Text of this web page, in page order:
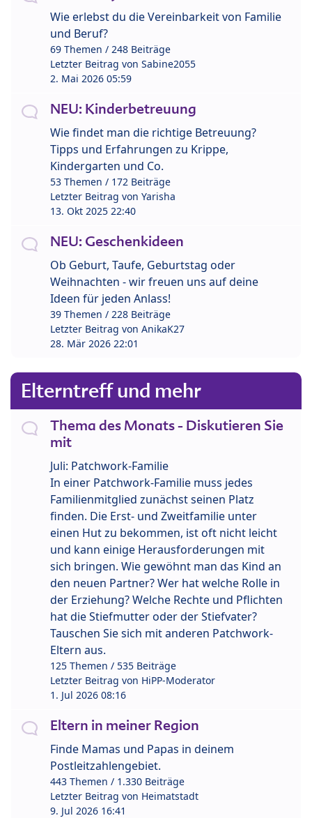
Wie erlebst du die Vereinbarkeit von Familie
und Beruf?
69 Themen / 248 Beiträge
Letzter Beitrag von Sabine2055
2. Mai 2026 05:59
NEU: Kinderbetreuung
Wie findet man die richtige Betreuung?
Tipps und Erfahrungen zu Krippe,
Kindergarten und Co.
53 Themen / 172 Beiträge
Letzter Beitrag von Yarisha
13. Okt 2025 22:40
NEU: Geschenkideen
Ob Geburt, Taufe, Geburtstag oder
Weihnachten - wir freuen uns auf deine
Ideen für jeden Anlass!
39 Themen / 228 Beiträge
Letzter Beitrag von AnikaK27
28. Mär 2026 22:01
Elterntreff und mehr
Thema des Monats - Diskutieren Sie
mit
Juli: Patchwork-Familie
In einer Patchwork-Familie muss jedes
Familienmitglied zunächst seinen Platz
finden. Die Erst- und Zweitfamilie unter
einen Hut zu bekommen, ist oft nicht leicht
und kann einige Herausforderungen mit
sich bringen. Wie gewöhnt man das Kind an
den neuen Partner? Wer hat welche Rolle in
der Erziehung? Welche Rechte und Pflichten
hat die Stiefmutter oder der Stiefvater?
Tauschen Sie sich mit anderen Patchwork-
Eltern aus.
125 Themen / 535 Beiträge
Letzter Beitrag von HiPP-Moderator
1. Jul 2026 08:16
Eltern in meiner Region
Finde Mamas und Papas in deinem
Postleitzahlengebiet.
443 Themen / 1.330 Beiträge
Letzter Beitrag von Heimatstadt
9. Jul 2026 16:41